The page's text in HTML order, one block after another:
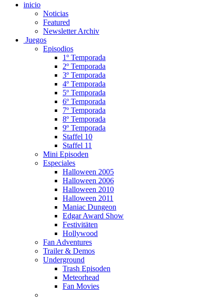
inicio
Noticias
Featured
Newsletter Archiv
Juegos
Episodios
1º Temporada
2º Temporada
3º Temporada
4º Temporada
5º Temporada
6º Temporada
7º Temporada
8º Temporada
9º Temporada
Staffel 10
Staffel 11
Mini Episoden
Especiales
Halloween 2005
Halloween 2006
Halloween 2010
Halloween 2011
Maniac Dungeon
Edgar Award Show
Festivitäten
Hollywood
Fan Adventures
Trailer & Demos
Underground
Trash Episoden
Meteorhead
Fan Movies